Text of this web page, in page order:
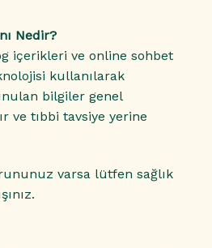
Nedir?
içerikleri ve online sohbet
kullanılarak
bilgiler genel
ve tıbbi tavsiye yerine
varsa lütfen sağlık